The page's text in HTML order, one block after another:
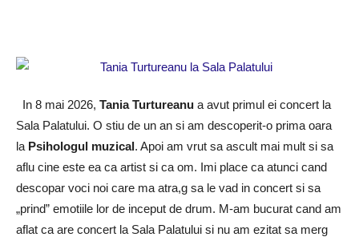
In 8 mai 2026, Tania Turtureanu a avut primul ei concert la
Sala Palatului. O stiu de un an si am descoperit-o prima oara
la Psihologul muzical. Apoi am vrut sa ascult mai mult si sa
aflu cine este ea ca artist si ca om. Imi place ca atunci cand
descopar voci noi care ma atra,g sa le vad in concert si sa
„prind” emotiile lor de inceput de drum. M-am bucurat cand am
aflat ca are concert la Sala Palatului si nu am ezitat sa merg